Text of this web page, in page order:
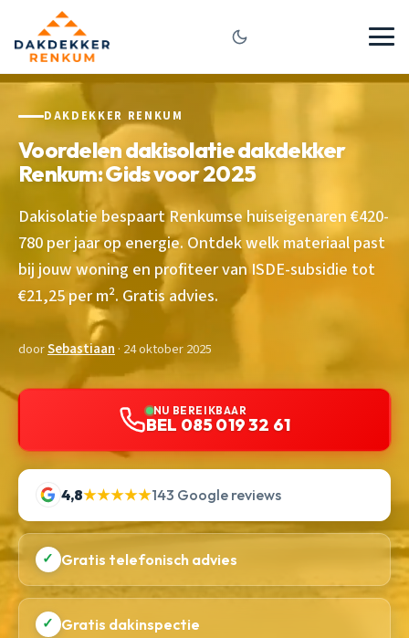
DAKDEKKER RENKUM
Voordelen dakisolatie dakdekker
Renkum: Gids voor 2025
Dakisolatie bespaart Renkumse huiseigenaren €420-
780 per jaar op energie. Ontdek welk materiaal past
bij jouw woning en profiteer van ISDE-subsidie tot
€21,25 per m². Gratis advies.
doorSebastiaan · 24 oktober 2025
NU BEREIKBAAR
BEL 085 019 32 61
4,8★★★★★143 Google reviews
✓ Gratis telefonisch advies
✓ Gratis dakinspectie